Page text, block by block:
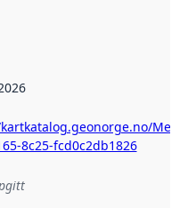
8c25-fcd0c2db1826